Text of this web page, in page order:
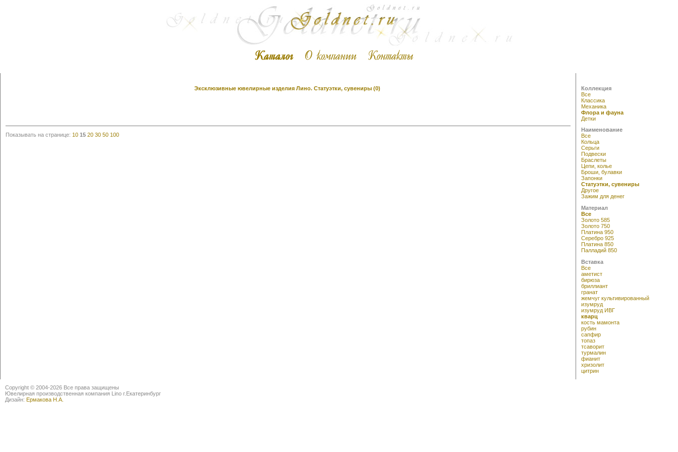
Эксклюзивные ювелирные изделия Лино. Статуэтки, сувениры (0)
Показывать на странице: 10 15 20 30 50 100
Коллекция
Все
Классика
Механика
Флора и фауна
Детки
Наименование
Все
Кольца
Серьги
Подвески
Браслеты
Цепи, колье
Броши, булавки
Запонки
Статуэтки, сувениры
Другое
Зажим для денег
Материал
Все
Золото 585
Золото 750
Платина 950
Серебро 925
Платина 850
Палладий 850
Вставка
Все
аметист
бирюза
бриллиант
гранат
жемчуг культивированный
изумруд
изумруд ИВГ
кварц
кость мамонта
рубин
сапфир
топаз
тсаворит
турмалин
фианит
хризолит
цитрин
Copyright © 2004-2026 Все права защищены
Ювелирная производственная компания Lino г.Екатеринбург
Дизайн: Ермакова Н.А.